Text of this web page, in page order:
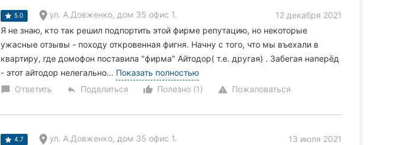
5.0 ул. А.Довженко, дом 35 офис 1.
12 декабря 2021
Я не знаю, кто так решил подпортить этой фирме репутацию, но некоторые
ужасные отзывы - походу откровенная фигня. Начну с того, что мы въехали в
квартиру, где домофон поставила "фирма" Айтодор( т.е. другая) . Забегая наперёд
- этот айтодор нелегально... Показать полностью
chat_bubble Ответить reply Поделиться thumb_up_alt
Полезно (1) warning Пожаловаться
4.7 ул. А.Довженко, дом 35 офис 1.
13 июля 2021